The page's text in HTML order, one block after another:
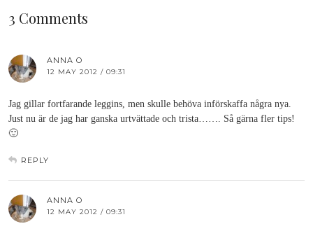
3 Comments
ANNA O
12 MAY 2012 / 09:31
Jag gillar fortfarande leggins, men skulle behöva införskaffa några nya.
Just nu är de jag har ganska urtvättade och trista……. Så gärna fler tips!
🙂
REPLY
ANNA O
12 MAY 2012 / 09:31